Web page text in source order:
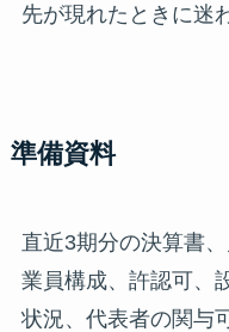
先が現れたときに迷
準備資料
直近3期分の決算書
業員構成、許認可、
状況、代表者の関与